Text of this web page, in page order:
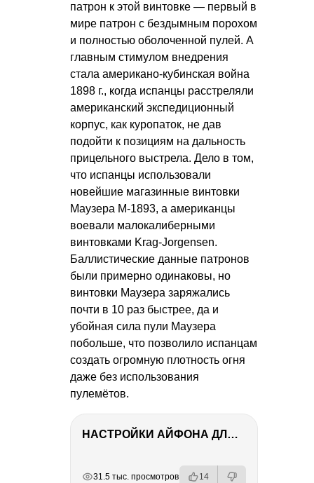
патрон к этой винтовке — первый в
мире патрон с бездымным порохом
и полностью оболоченной пулей. А
главным стимулом внедрения
стала американо-кубинская война
1898 г., когда испанцы расстреляли
американский экспедиционный
корпус, как куропаток, не дав
подойти к позициям на дальность
прицельного выстрела. Дело в том,
что испанцы использовали
новейшие магазинные винтовки
Маузера M-1893, а американцы
воевали малокалиберными
винтовками Krag-Jorgensen.
Баллистические данные патронов
были примерно одинаковы, но
винтовки Маузера заряжались
почти в 10 раз быстрее, да и
убойная сила пули Маузера
побольше, что позволило испанцам
создать огромную плотность огня
даже без использования
пулемётов.
НАСТРОЙКИ АЙФОНА ДЛЯ ФОТО И ВИДЕО
31.5 тыс. просмотров 14